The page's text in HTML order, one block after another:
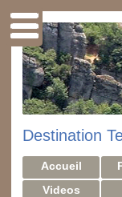
Destination
Accueil
Videos